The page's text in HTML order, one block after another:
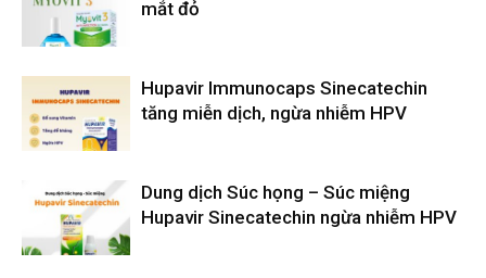
mắt đỏ
Hupavir Immunocaps Sinecatechin
tăng miễn dịch, ngừa nhiễm HPV
Dung dịch Súc họng – Súc miệng
Hupavir Sinecatechin ngừa nhiễm HPV